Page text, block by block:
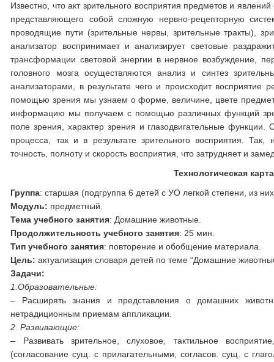
Известно, что акт зрительного восприятия предме­тов и
представ­ляющего собой сложную нервно-рецепторную
проводящие пути (зрительные нервы, зрительные тракты),
анализатор воспринимает и анализирует све­товые
трансформации световой энергии в нервное возбуждение,
головного мозга осуществляются ана­лиз и синтез
анализаторами, в результате чего и происходит
помо­щью зрения мы узнаем о форме, величине, цвете
информацию мы получаем с помощью различных функций
поле зрения, характер зрения и глазодвига­тельные
процесса, так и в результате зрительного восприятия.
точность, полноту и скорость восприятия, что затрудняет и
Технологическая
Группа: старшая (подгруппа 6 детей с УО легкой степени, из
Модуль: предметный.
Тема учебного занятия: Домашние животные.
Продолжительность учебного занятия: 25 мин.
Тип учебного занятия: повторение и обобщение материала.
Цель: актуализация словаря детей по теме “Домашние
Задачи:
1.Образовательные:
– Расширять знания и представления о домашних
нетрадиционным приемам аппликации.
2. Развивающие:
– Развивать зрительное, слуховое, тактильное
(согласование сущ. с прилагательными, согласов. сущ. с